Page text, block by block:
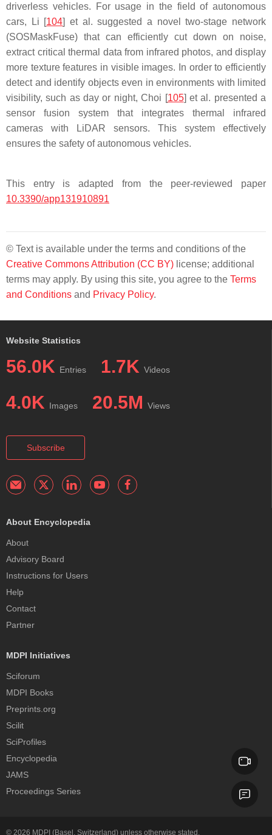
driverless vehicles. For usage in the field of autonomous
cars, Li [104] et al. suggested a novel two-stage network
(SOSMaskFuse) that can efficiently cut down on noise,
extract critical thermal data from infrared photos, and display
more texture features in visible images. In order to efficiently
detect and identify objects even in environments with limited
visibility, such as day or night, Choi [105] et al. presented a
sensor fusion system that integrates thermal infrared
cameras with LiDAR sensors. This system effectively
ensures the safety of autonomous vehicles.
This entry is adapted from the peer-reviewed paper
10.3390/app131910891
© Text is available under the terms and conditions of the
Creative Commons Attribution (CC BY) license; additional
terms may apply. By using this site, you agree to the Terms
and Conditions and Privacy Policy.
Website Statistics
56.0K Entries 1.7K Videos
4.0K Images 20.5M Views
Subscribe
About Encyclopedia
About
Advisory Board
Instructions for Users
Help
Contact
Partner
MDPI Initiatives
Sciforum
MDPI Books
Preprints.org
Scilit
SciProfiles
Encyclopedia
JAMS
Proceedings Series
© 2026 MDPI (Basel, Switzerland) unless otherwise stated.